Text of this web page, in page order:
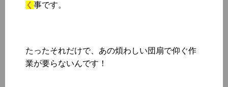
く 事です。
たったそれだけで、あの煩わしい団扇で仰ぐ作
業が要らないんです！